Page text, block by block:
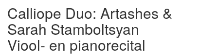
Calliope Duo: Artashes &
Sarah Stamboltsyan
Viool- en pianorecital